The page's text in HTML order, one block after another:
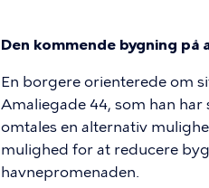
Den kommende bygning på
En borgere orienterede om
Amaliegade 44, som han
omtales en alternativ
mulighed for at reducere
havnepromenaden.